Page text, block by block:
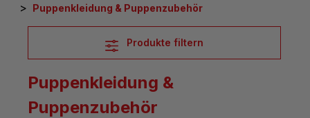
> Puppenkleidung & Puppenzubehör
Produkte filtern
Puppenkleidung &
Puppenzubehör